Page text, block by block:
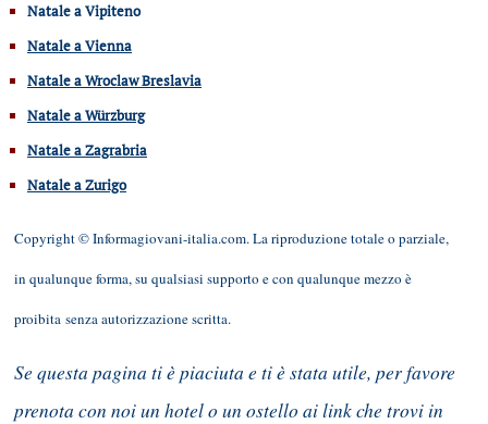
Natale a Vipiteno
Natale a Vienna
Natale a Wroclaw Breslavia
Natale a Würzburg
Natale a Zagrabria
Natale a Zurigo
Copyright © Informagiovani-italia.com. La riproduzione totale o parziale,
in qualunque forma, su qualsiasi supporto e con qualunque mezzo è
proibita senza autorizzazione scritta.
Se questa pagina ti è piaciuta e ti è stata utile, per favore
prenota con noi un hotel o un ostello ai link che trovi in